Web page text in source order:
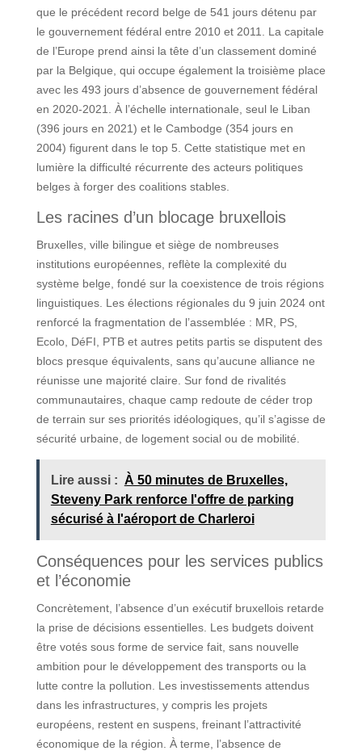
que le précédent record belge de 541 jours détenu par
le gouvernement fédéral entre 2010 et 2011. La capitale
de l’Europe prend ainsi la tête d’un classement dominé
par la Belgique, qui occupe également la troisième place
avec les 493 jours d’absence de gouvernement fédéral
en 2020-2021. À l’échelle internationale, seul le Liban
(396 jours en 2021) et le Cambodge (354 jours en
2004) figurent dans le top 5. Cette statistique met en
lumière la difficulté récurrente des acteurs politiques
belges à forger des coalitions stables.
Les racines d’un blocage bruxellois
Bruxelles, ville bilingue et siège de nombreuses
institutions européennes, reflète la complexité du
système belge, fondé sur la coexistence de trois régions
linguistiques. Les élections régionales du 9 juin 2024 ont
renforcé la fragmentation de l’assemblée : MR, PS,
Ecolo, DéFI, PTB et autres petits partis se disputent des
blocs presque équivalents, sans qu’aucune alliance ne
réunisse une majorité claire. Sur fond de rivalités
communautaires, chaque camp redoute de céder trop
de terrain sur ses priorités idéologiques, qu’il s’agisse de
sécurité urbaine, de logement social ou de mobilité.
Lire aussi : À 50 minutes de Bruxelles,
Steveny Park renforce l'offre de parking
sécurisé à l'aéroport de Charleroi
Conséquences pour les services publics
et l’économie
Concrètement, l’absence d’un exécutif bruxellois retarde
la prise de décisions essentielles. Les budgets doivent
être votés sous forme de service fait, sans nouvelle
ambition pour le développement des transports ou la
lutte contre la pollution. Les investissements attendus
dans les infrastructures, y compris les projets
européens, restent en suspens, freinant l’attractivité
économique de la région. À terme, l’absence de